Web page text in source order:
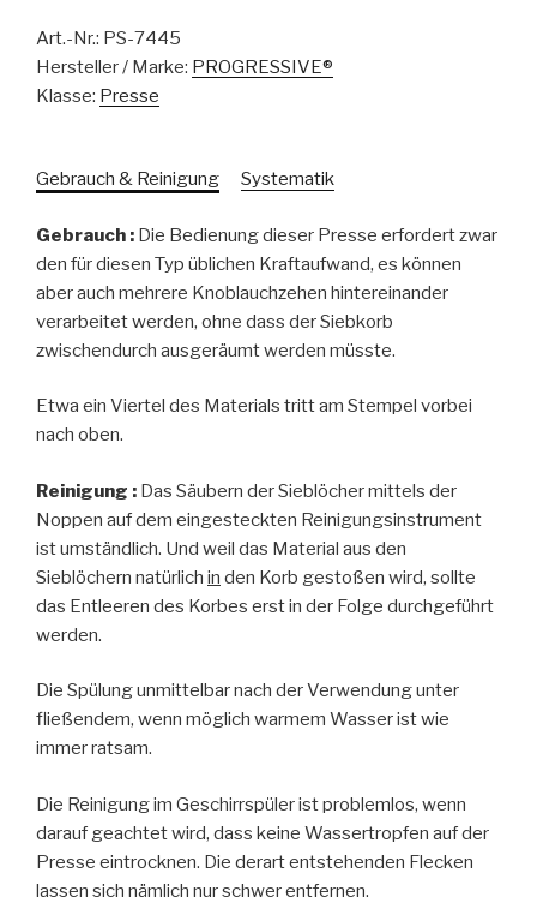
Art.-Nr.: PS-7445
Hersteller / Marke: PROGRESSIVE®
Klasse: Presse
Gebrauch & Reinigung Systematik
Gebrauch : Die Bedienung dieser Presse erfordert zwar
den für diesen Typ üblichen Kraftaufwand, es können
aber auch mehrere Knoblauchzehen hintereinander
verarbeitet werden, ohne dass der Siebkorb
zwischendurch ausgeräumt werden müsste.
Etwa ein Viertel des Materials tritt am Stempel vorbei
nach oben.
Reinigung : Das Säubern der Sieblöcher mittels der
Noppen auf dem eingesteckten Reinigungsinstrument
ist umständlich. Und weil das Material aus den
Sieblöchern natürlich in den Korb gestoßen wird, sollte
das Entleeren des Korbes erst in der Folge durchgeführt
werden.
Die Spülung unmittelbar nach der Verwendung unter
fließendem, wenn möglich warmem Wasser ist wie
immer ratsam.
Die Reinigung im Geschirrspüler ist problemlos, wenn
darauf geachtet wird, dass keine Wassertropfen auf der
Presse eintrocknen. Die derart entstehenden Flecken
lassen sich nämlich nur schwer entfernen.